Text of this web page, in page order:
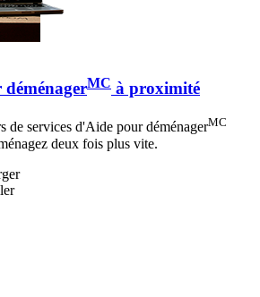
déménagerMC à proximité
de services d'Aide pour déménagerMC
deux fois plus vite.